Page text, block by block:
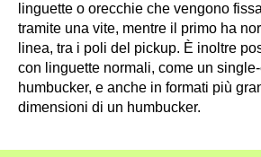
linguette o orecchie che vengono
tramite una vite, mentre il primo ha
linea, tra i poli del pickup. È inoltre
con linguette normali, come un
humbucker, e anche in formati più
dimensioni di un humbucker.